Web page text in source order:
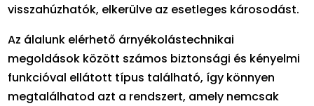
visszahúzhatók, elkerülve az esetleges károsodást.
Az álalunk elérhető árnyékolástechnikai
megoldások között számos biztonsági és kényelmi
funkcióval ellátott típus található, így könnyen
megtalálhatod azt a rendszert, amely nemcsak